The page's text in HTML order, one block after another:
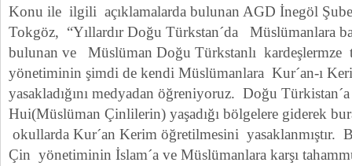
Konu ile ilgili açıklamalarda bulunan AGD İnegöl
Tokgöz, “Yıllardır Doğu Türkstan´da Müslümanlara
bulunan ve Müslüman Doğu Türkstanlı kardeşlermze
yönetiminin şimdi de kendi Müslümanlara Kur´an-ı
yasakladığını medyadan öğreniyoruz. Doğu
Hui(Müslüman Çinlilerin) yaşadığı bölgelere giderek
okullarda Kur´an Kerim öğretilmesini yasaklanmıştır.
Çin yönetiminin İslam´a ve Müslümanlara karşı